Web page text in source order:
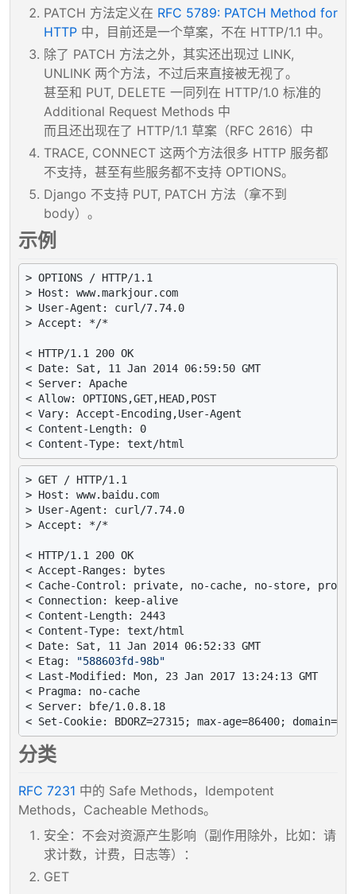
PATCH 方法定义在 RFC 5789: PATCH Method for
HTTP 中，目前还是一个草案，不在 HTTP/1.1 中。
除了 PATCH 方法之外，其实还出现过 LINK,
UNLINK 两个方法，不过后来直接被无视了。
甚至和 PUT, DELETE 一同列在 HTTP/1.0 标准的
Additional Request Methods 中
而且还出现在了 HTTP/1.1 草案（RFC 2616）中
TRACE, CONNECT 这两个方法很多 HTTP 服务都
不支持，甚至有些服务都不支持 OPTIONS。
Django 不支持 PUT, PATCH 方法（拿不到
body）。
示例
> OPTIONS / HTTP/1.1
> Host: www.markjour.com
> User-Agent: curl/7.74.0
> Accept: */*
< HTTP/1.1 200 OK
< Date: Sat, 11 Jan 2014 06:59:50 GMT
< Server: Apache
< Allow: OPTIONS,GET,HEAD,POST
< Vary: Accept-Encoding,User-Agent
< Content-Length: 0
> GET / HTTP/1.1
> Host: www.baidu.com
> User-Agent: curl/7.74.0
> Accept: */*
< HTTP/1.1 200 OK
< Accept-Ranges: bytes
< Cache-Control: private, no-cache, no-store,
< Connection: keep-alive
< Content-Length: 2443
< Content-Type: text/html
< Date: Sat, 11 Jan 2014 06:52:33 GMT
< Etag:
"588603fd-98b"
< Last-Modified: Mon, 23 Jan 2017 13:24:13 GMT
< Pragma: no-cache
< Server: bfe/1.0.8.18
分类
RFC 7231 中的 Safe Methods，Idempotent
Methods，Cacheable Methods。
安全：不会对资源产生影响（副作用除外，比如：请
求计数，计费，日志等）：
GET